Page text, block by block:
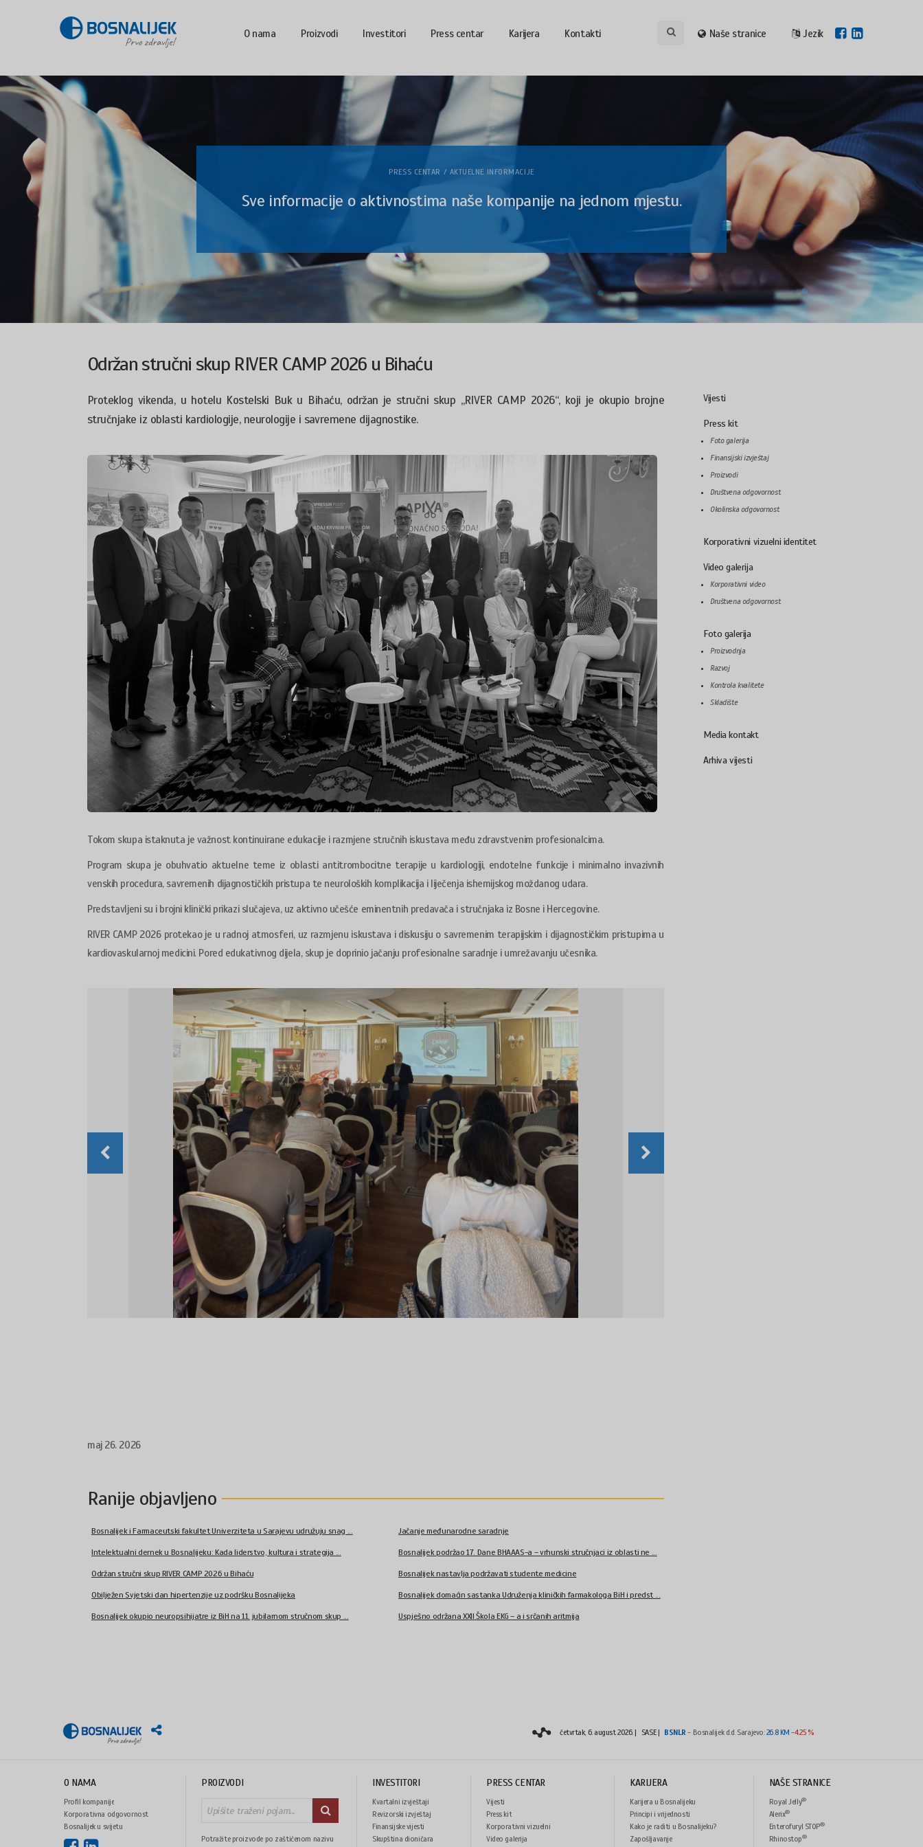
O nama Proizvodi Investitori Press centar Karijera Kontakti Naše stranice Jezik
PRESS CENTAR / AKTUELNE INFORMACIJE
Sve informacije o aktivnostima naše kompanije na jednom mjestu.
Održan stručni skup RIVER CAMP 2026 u Bihaću
Proteklog vikenda, u hotelu Kostelski Buk u Bihaću, održan je stručni skup „RIVER CAMP 2026“, koji je okupio brojne
stručnjake iz oblasti kardiologije, neurologije i savremene dijagnostike.
Tokom skupa istaknuta je važnost kontinuirane edukacije i razmjene stručnih iskustava među zdravstvenim profesionalcima.
Program skupa je obuhvatio aktuelne teme iz oblasti antitrombocitne terapije u kardiologiji, endotelne funkcije i minimalno invazivnih
venskih procedura, savremenih dijagnostičkih pristupa te neuroloških komplikacija i liječenja ishemijskog moždanog udara.
Predstavljeni su i brojni klinički prikazi slučajeva, uz aktivno učešće eminentnih predavača i stručnjaka iz Bosne i Hercegovine.
RIVER CAMP 2026 protekao je u radnoj atmosferi, uz razmjenu iskustava i diskusiju o savremenim terapijskim i dijagnostičkim pristupima u
kardiovaskularnoj medicini. Pored edukativnog dijela, skup je doprinio jačanju profesionalne saradnje i umrežavanju učesnika.
maj 26. 2026
Ranije objavljeno
Bosnalijek i Farmaceutski fakultet Univerziteta u Sarajevu udružuju snag ... Jačanje međunarodne saradnje
Intelektualni dernek u Bosnalijeku: Kada liderstvo, kultura i strategija ... Bosnalijek podržao 17. Dane BHAAAS-a – vrhunski stručnjaci iz oblasti ne ...
Održan stručni skup RIVER CAMP 2026 u Bihaću Bosnalijek nastavlja podržavati studente medicine
Obilježen Svjetski dan hipertenzije uz podršku Bosnalijeka Bosnalijek domaćin sastanka Udruženja kliničkih farmakologa BiH i predst ...
Bosnalijek okupio neuropsihijatre iz BiH na 11. jubilarnom stručnom skup ... Uspješno održana XXII Škola EKG – a i srčanih aritmija
Vijesti
Press kit
Foto galerija
Finansijski izvještaj
Proizvodi
Društvena odgovornost
Okolinska odgovornost
Korporativni vizuelni identitet
Video galerija
Korporativni video
Društvena odgovornost
Foto galerija
Proizvodnja
Razvoj
Kontrola kvalitete
Skladište
Media kontakt
Arhiva vijesti
četvrtak, 6. august 2026.| SASE | BSNLR- Bosnalijek d.d. Sarajevo:26.8 KM -4.25 %
O NAMA
Profil kompanije
Korporativna odgovornost
Bosnalijek u svijetu
PROIZVODI
Potražite proizvode po zaštićenom nazivu
INVESTITORI
Kvartalni izvještaji
Revizorski izvještaj
Finansijske vijesti
Skupština dioničara
PRESS CENTAR
Vijesti
Press kit
Korporativni vizuelni
identitet
Video galerija
KARIJERA
Karijera u Bosnalijeku
Principi i vrijednosti
Kako je raditi u Bosnalijeku?
Zapošljavanje
NAŠE STRANICE
Royal Jelly®
Alerix®
Enterofuryl STOP®
Rhinostop®